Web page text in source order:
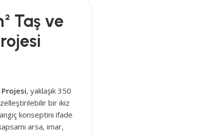
Taş ve
, yaklaşık 350
bir ikiz
konseptini ifade
arsa, imar,